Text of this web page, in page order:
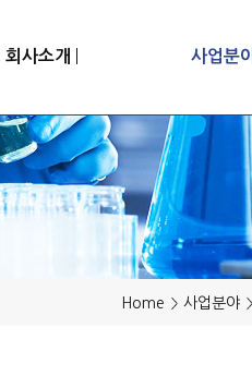
회사소개 사업분
Home 사업분야